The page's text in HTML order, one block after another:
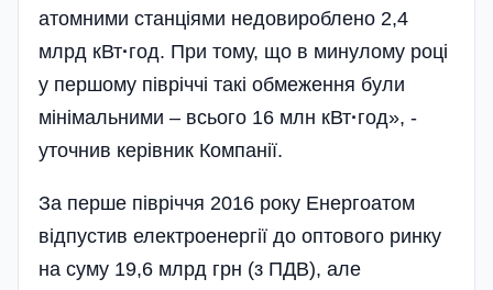
атомними станціями недовироблено 2,4
млрд кВт·год. При тому, що в минулому році
у першому півріччі такі обмеження були
мінімальними­ – всього 16 млн кВт·год», -
уточнив керівник Компанії.
За перше півріччя 2016 року Енергоатом
відпустив електроенергії до оптового ринку
на суму 19,6 млрд грн (з ПДВ), але